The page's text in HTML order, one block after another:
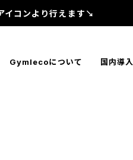
イコンより行えます↘
Gymlecoについて 国内導